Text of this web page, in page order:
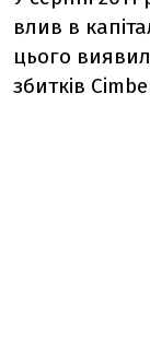
влив в
цього
збитків